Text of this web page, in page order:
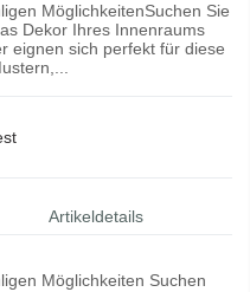
MöglichkeitenSuchen Sie
Dekor Ihres Innenraums
eignen sich perfekt für diese
Artikeldetails
Möglichkeiten Suchen